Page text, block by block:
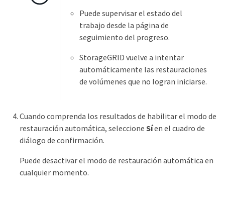
Puede supervisar el estado del
trabajo desde la página de
seguimiento del progreso.
StorageGRID vuelve a intentar
automáticamente las restauraciones
de volúmenes que no logran iniciarse.
Cuando comprenda los resultados de habilitar el modo de
restauración automática, seleccione Síen el cuadro de
diálogo de confirmación.
Puede desactivar el modo de restauración automática en
cualquier momento.